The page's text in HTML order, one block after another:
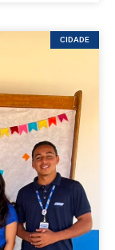
CIDADE